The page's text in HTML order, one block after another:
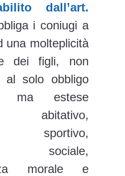
dall’art.
i coniugi a
una molteplicità
dei figli, non
al solo obbligo
ma estese
abitativo,
sportivo,
sociale,
morale e